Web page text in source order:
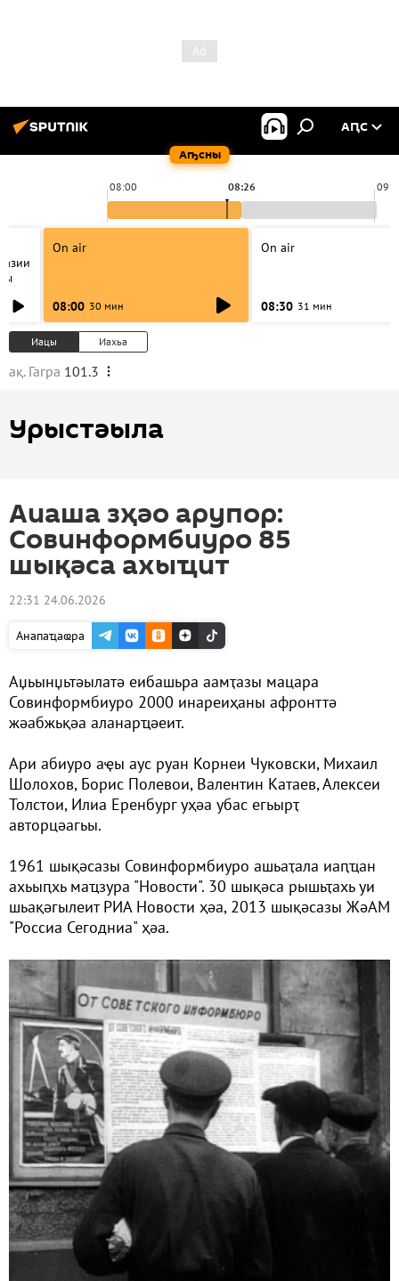
Аҧсны
АԤС
08:00 08:26
On air
08:00 30 мин
On air
08:30 31 мин
Иацы Иахьа
ақ. Гагра 101.3
Урыстәыла
Аиаша зҳәо арупор:
Совинформбиуро 85
шықәса ахыҵит
22:31 24.06.2026
Анапаҵаҩра
Аџьынџьтәылатә еибашьра аамҭазы мацара
Совинформбиуро 2000 инареиҳаны афронттә
жәабжьқәа аланарҵәеит.
Ари абиуро аҿы аус руан Корнеи Чуковски, Михаил
Шолохов, Борис Полевои, Валентин Катаев, Алексеи
Толстои, Илиа Еренбург уҳәа убас егьырҭ
авторцәагьы.
1961 шықәсазы Совинформбиуро ашьаҭала иаԥҵан
ахьыԥхь маҵзура "Новости". 30 шықәса рышьҭахь уи
шьақәгылеит РИА Новости ҳәа, 2013 шықәсазы ЖәАМ
"Россиа Сегодниа" ҳәа.